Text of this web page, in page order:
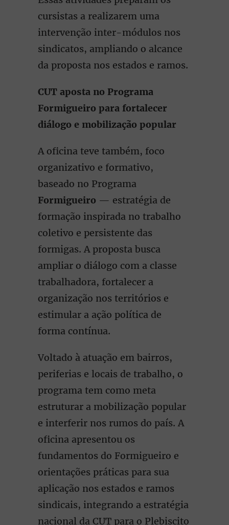
cursistas a realizarem uma
intervenção inter-módulos nos
sindicatos, ampliando o alcance
da proposta nos estados e ramos.
CUT aposta no Programa
Formigueiro para fortalecer
diálogo e mobilização popular
A oficina teve também, foco
organizativo e formativo,
baseado no Programa
Formigueiro — estratégia de
formação inspirada no trabalho
coletivo e persistente das
formigas. A proposta busca
ampliar o diálogo com a classe
trabalhadora, fortalecer a
organização nos territórios e
estimular a ação política de
forma contínua.
Voltado à atuação em bairros,
periferias e locais de trabalho, o
programa tem como meta
estruturar a mobilização popular
e interferir nos rumos do país. A
oficina apresentou os
fundamentos do Formigueiro e
orientações práticas para sua
aplicação nos estados e ramos
sindicais, integrando a estratégia
nacional da CUT para o Plebiscito